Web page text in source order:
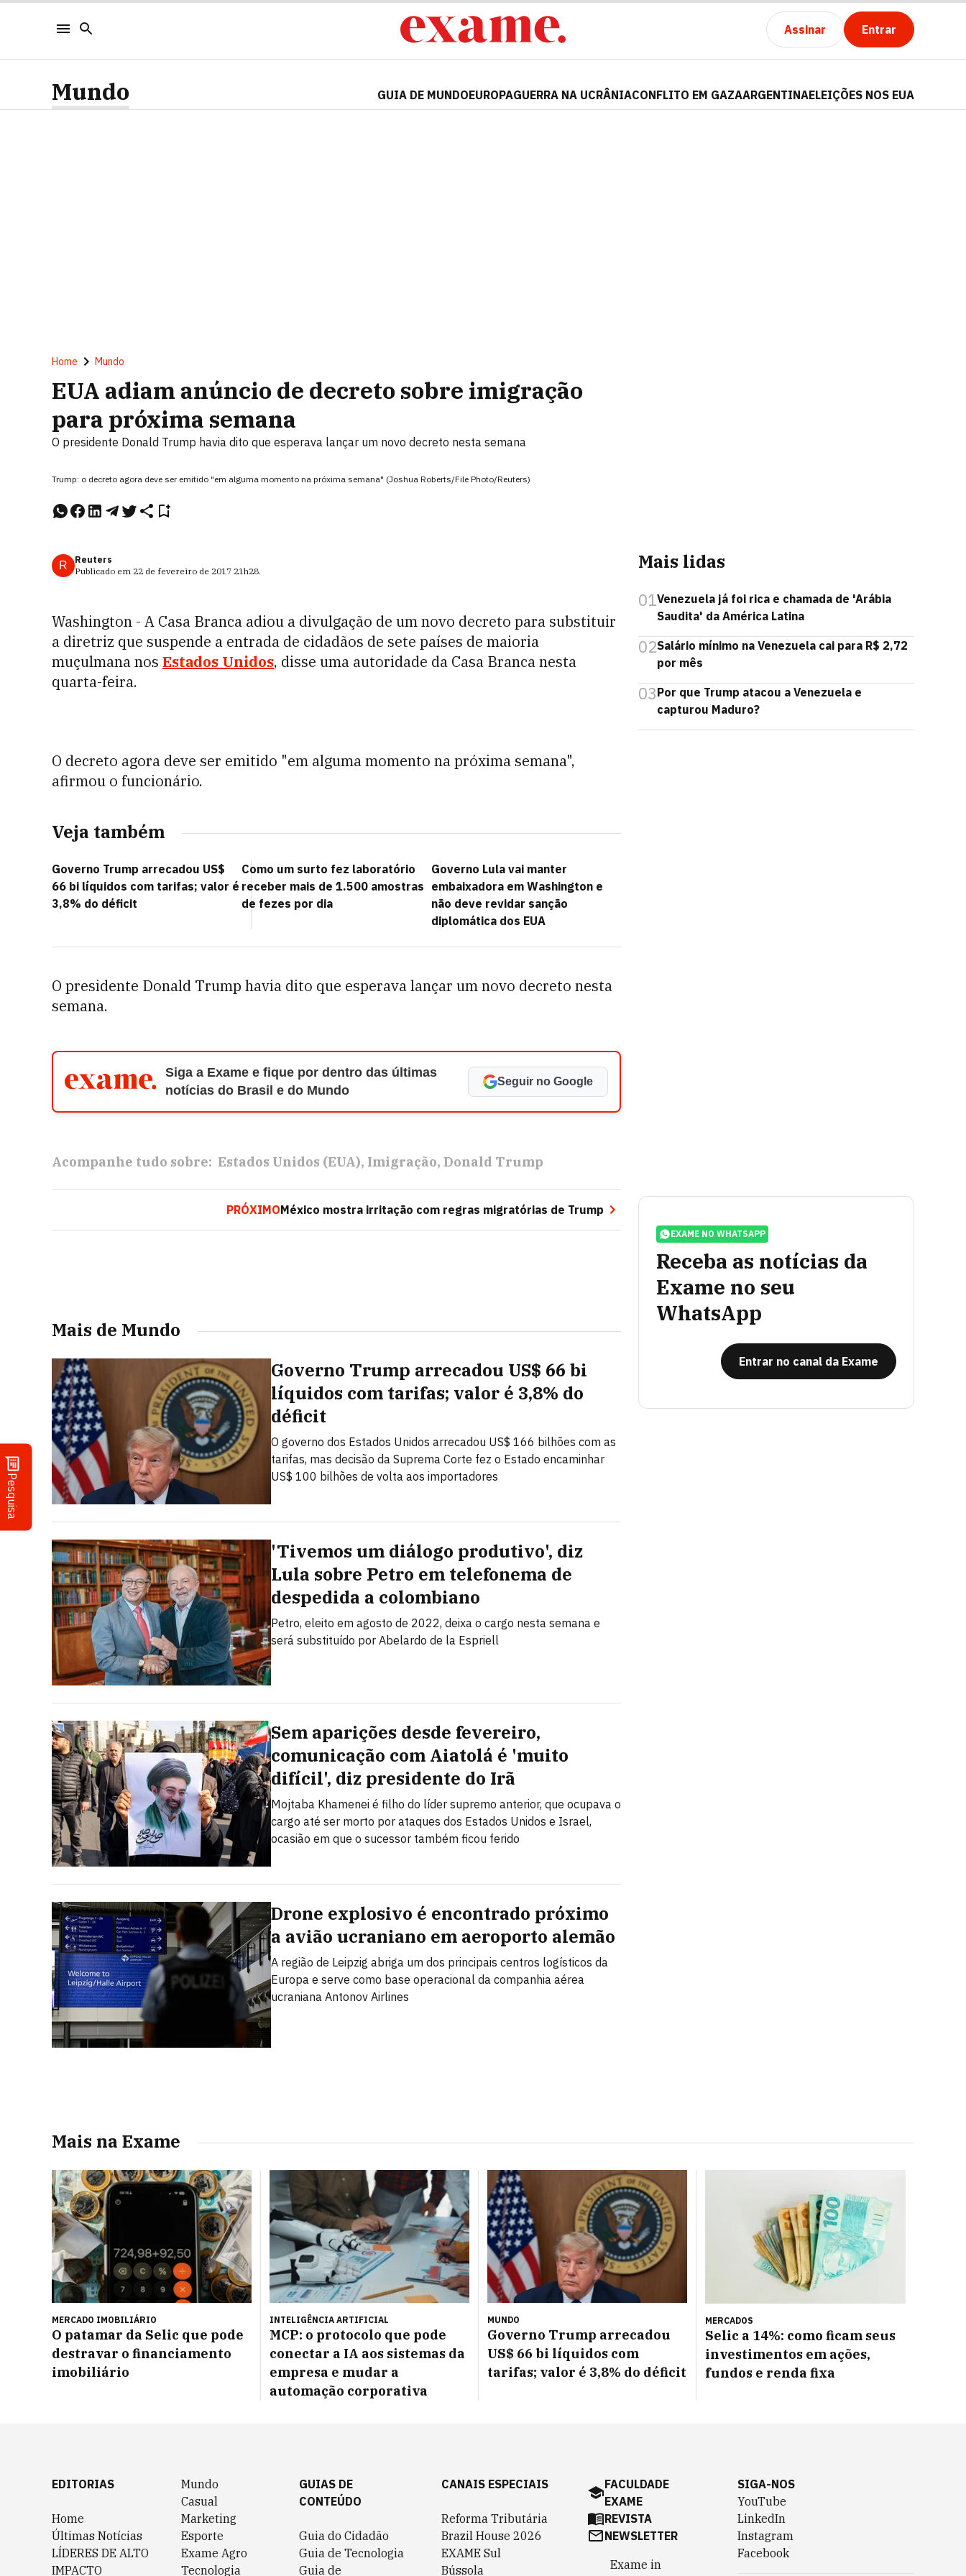
Assinar Entrar
Pesquisa
Mundo GUIA DE MUNDOEUROPAGUERRA NA UCRÂNIACONFLITO EM GAZAARGENTINAELEIÇÕES NOS EUA
Home Mundo
EUA adiam anúncio de decreto sobre imigração
para próxima semana
O presidente Donald Trump havia dito que esperava lançar um novo decreto nesta semana
Trump: o decreto agora deve ser emitido "em alguma momento na próxima semana" (Joshua Roberts/File Photo/Reuters)
R
Reuters
Publicado em 22 de fevereiro de 2017 21h28.
Washington - A Casa Branca adiou a divulgação de um novo decreto para substituir
a diretriz que suspende a entrada de cidadãos de sete países de maioria
muçulmana nos Estados Unidos, disse uma autoridade da Casa Branca nesta
quarta-feira.
O decreto agora deve ser emitido "em alguma momento na próxima semana",
afirmou o funcionário.
Veja também
Governo Trump arrecadou US$
66 bi líquidos com tarifas; valor é
3,8% do déficit
Como um surto fez laboratório
receber mais de 1.500 amostras
de fezes por dia
Governo Lula vai manter
embaixadora em Washington e
não deve revidar sanção
diplomática dos EUA
O presidente Donald Trump havia dito que esperava lançar um novo decreto nesta
semana.
Siga a Exame e fique por dentro das últimas
notícias do Brasil e do Mundo
Seguir no Google
Acompanhe tudo sobre: Estados Unidos (EUA) Imigração Donald Trump
PRÓXIMOMéxico mostra irritação com regras migratórias de Trump
Mais de Mundo
Governo Trump arrecadou US$ 66 bi
líquidos com tarifas; valor é 3,8% do
déficit
O governo dos Estados Unidos arrecadou US$ 166 bilhões com as
tarifas, mas decisão da Suprema Corte fez o Estado encaminhar
US$ 100 bilhões de volta aos importadores
'Tivemos um diálogo produtivo', diz
Lula sobre Petro em telefonema de
despedida a colombiano
Petro, eleito em agosto de 2022, deixa o cargo nesta semana e
será substituído por Abelardo de la Espriell
Sem aparições desde fevereiro,
comunicação com Aiatolá é 'muito
difícil', diz presidente do Irã
Mojtaba Khamenei é filho do líder supremo anterior, que ocupava o
cargo até ser morto por ataques dos Estados Unidos e Israel,
ocasião em que o sucessor também ficou ferido
Drone explosivo é encontrado próximo
a avião ucraniano em aeroporto alemão
A região de Leipzig abriga um dos principais centros logísticos da
Europa e serve como base operacional da companhia aérea
ucraniana Antonov Airlines
Mais lidas
01Venezuela já foi rica e chamada de 'Arábia
Saudita' da América Latina
02Salário mínimo na Venezuela cai para R$ 2,72
por mês
03Por que Trump atacou a Venezuela e
capturou Maduro?
EXAME NO WHATSAPP
Receba as notícias da
Exame no seu
WhatsApp
Entrar no canal da Exame
Mais na Exame
MERCADO IMOBILIÁRIO
O patamar da Selic que pode
destravar o financiamento
imobiliário
INTELIGÊNCIA ARTIFICIAL
MCP: o protocolo que pode
conectar a IA aos sistemas da
empresa e mudar a
automação corporativa
MUNDO
Governo Trump arrecadou
US$ 66 bi líquidos com
tarifas; valor é 3,8% do déficit
MERCADOS
Selic a 14%: como ficam seus
investimentos em ações,
fundos e renda fixa
EDITORIAS
Home
Últimas Notícias
LÍDERES DE ALTO
IMPACTO
Mundo
Casual
Marketing
Esporte
Exame Agro
Tecnologia
GUIAS DE
CONTEÚDO
Guia do Cidadão
Guia de Tecnologia
Guia de
CANAIS ESPECIAIS
Reforma Tributária
Brazil House 2026
EXAME Sul
Bússola
FACULDADE
EXAME
REVISTA
NEWSLETTER
Exame in
SIGA-NOS
YouTube
LinkedIn
Instagram
Facebook